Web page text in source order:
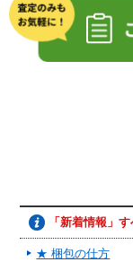
「新着情報」
★ 梱包の仕方